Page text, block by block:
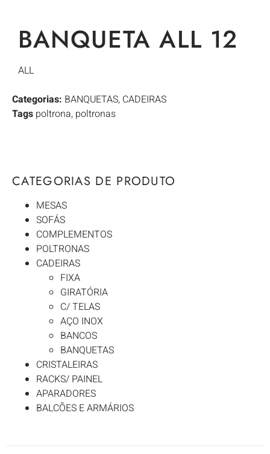
CATEGORIAS DE PRODUTO
MESAS
SOFÁS
COMPLEMENTOS
POLTRONAS
CADEIRAS
FIXA
GIRATÓRIA
C/ TELAS
AÇO INOX
BANCOS
BANQUETAS
CRISTALEIRAS
RACKS/ PAINEL
APARADORES
BALCÕES E ARMÁRIOS
BANQUETA ALL 12
ALL
Categorias: BANQUETAS, CADEIRAS
Tags poltrona, poltronas